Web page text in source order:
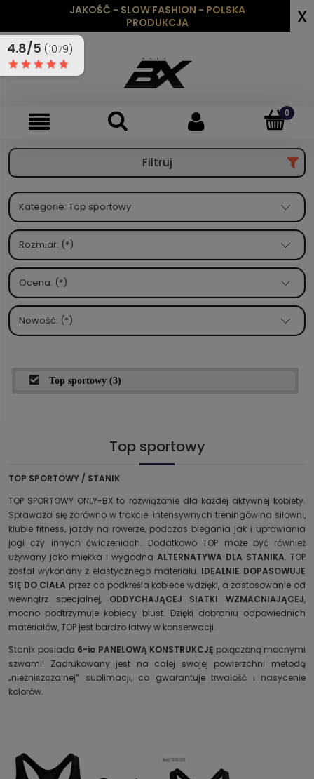
JAKOŚĆ - SLOW FASHION - POLSKA
PRODUKCJA
x
Filtruj
Kategorie: Top sportowy
Rozmiar: (*)
Ocena: (*)
Nowość: (*)
Top sportowy (3)
Top sportowy
TOP SPORTOWY / STANIK
TOP SPORTOWY ONLY-BX to rozwiązanie dla każdej aktywnej kobiety.
Sprawdza się zarówno w trakcie intensywnych treningów na siłowni,
klubie fitness, jazdy na rowerze, podczas biegania jak i uprawiania
jogi czy innych ćwiczeniach. Dodatkowo TOP może być również
używany jako miękka i wygodna ALTERNATYWA DLA STANIKA. TOP
został wykonany z elastycznego materiału. IDEALNIE DOPASOWUJE
SIĘ DO CIAŁA przez co podkreśla kobiece wdzięki, a zastosowanie od
wewnątrz specjalnej, ODDYCHAJĄCEJ SIATKI WZMACNIAJĄCEJ,
mocno podtrzymuje kobiecy biust. Dzięki dobraniu odpowiednich
materiałów, TOP jest bardzo łatwy w konserwacji.
Stanik posiada 6-io PANELOWĄ KONSTRUKCJĘ połączoną mocnymi
szwami! Zadrukowany jest na całej swojej powierzchni metodą
„niezniszczalnej” sublimacji, co gwarantuje trwałość i nasycenie
kolorów.
4.8/5 (1079)